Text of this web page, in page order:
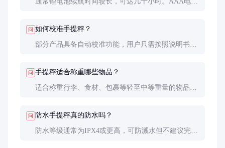
问 如何校准手提秤？
部分产品具备自动校准功能，用户只需按照说明书操
问 手提秤适合称重哪些物品？
适合称重行李、食材、包裹等轻至中等重量的物品。
问 防水手提秤真的防水吗？
防水等级通常为IPX4或更高，可防溅水但不建议完全